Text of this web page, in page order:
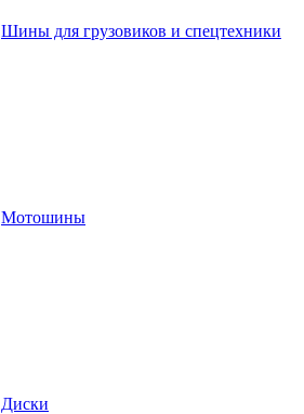
Шины для грузовиков и спецтехники
Мотошины
Диски